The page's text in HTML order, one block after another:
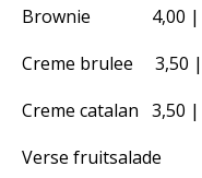
Brownie 4,00 |
Creme brulee 3,50 |
Creme catalan 3,50 |
Verse fruitsalade